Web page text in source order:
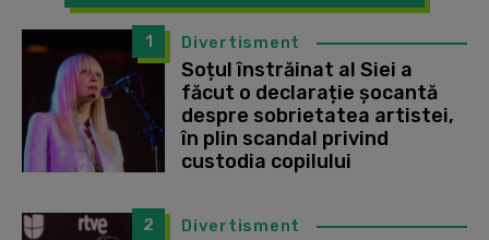
1 Divertisment
Soțul înstrăinat al Siei a
făcut o declarație șocantă
despre sobrietatea artistei,
în plin scandal privind
custodia copilului
2 Divertisment